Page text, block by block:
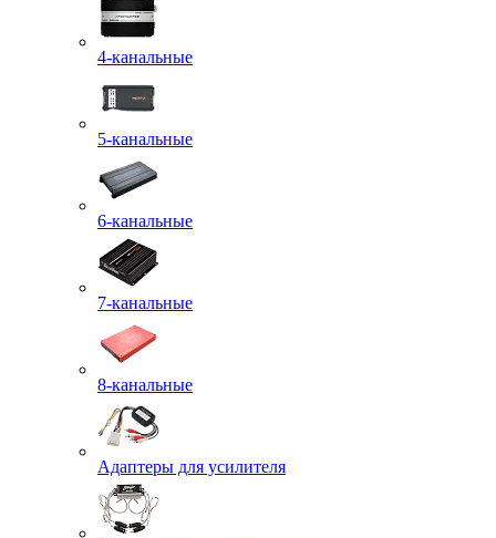
4-канальные
5-канальные
6-канальные
7-канальные
8-канальные
Адаптеры для усилителя